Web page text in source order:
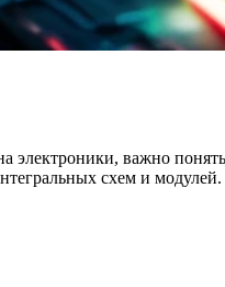
электроники, важно
схем и